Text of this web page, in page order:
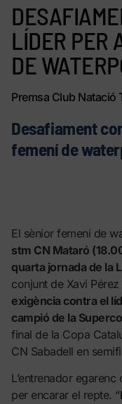
LÍDER PER
DE
Premsa Club Natació
Desafiament
femení de
El sènior femení de
stm CN Mataró
quarta jornada de la
conjunt de Xavi
exigència contra el
campió de la
final de la Copa
CN Sabadell en
L’entrenador
per encarar el repte. “